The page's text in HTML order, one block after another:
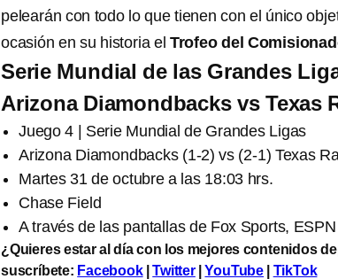
pelearán con todo lo que tienen con el único
ocasión en su historia el Trofeo del
Serie Mundial de las Grandes
Arizona Diamondbacks vs Texas
Juego 4 | Serie Mundial de Grandes Ligas
Arizona Diamondbacks (1-2) vs (2-1) Texas
Martes 31 de octubre a las 18:03 hrs.
Chase Field
A través de las pantallas de Fox Sports,
¿Quieres estar al día con los mejores contenidos
suscríbete: Facebook|Twitter|YouTube TikTok